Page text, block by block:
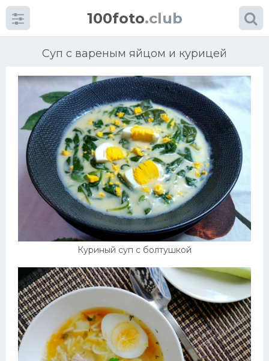
100foto.club
Суп с вареным яйцом и курицей
Куриный суп с болтушкой
Категориикартинок
Супы
Мясные блюда
Выпечка
Десерт
Напитки
Дизайн комнаты